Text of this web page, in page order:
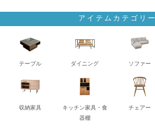
アイテムカテゴリー
テーブル ダイニング ソファー
収納家具
キッチン家具・食
器棚
チェアー